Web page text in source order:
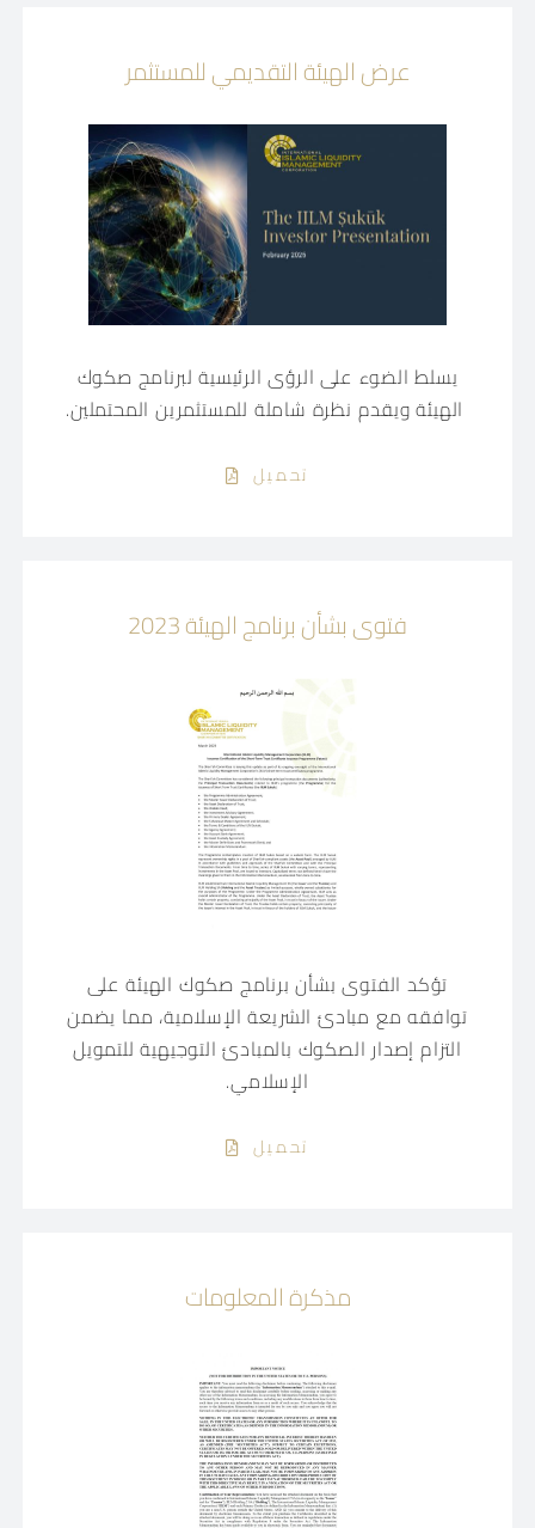
عرض الهيئة التقديمي للمستثمر
يسلط الضوء على الرؤى الرئيسية لبرنامج صكوك
الهيئة ويقدم نظرة شاملة للمستثمرين المحتملين.
تحميل
فتوى بشأن برنامج الهيئة 2023
تؤكد الفتوى بشأن برنامج صكوك الهيئة على
توافقه مع مبادئ الشريعة الإسلامية، مما يضمن
التزام إصدار الصكوك بالمبادئ التوجيهية للتمويل
الإسلامي.
تحميل
مذكرة المعلومات